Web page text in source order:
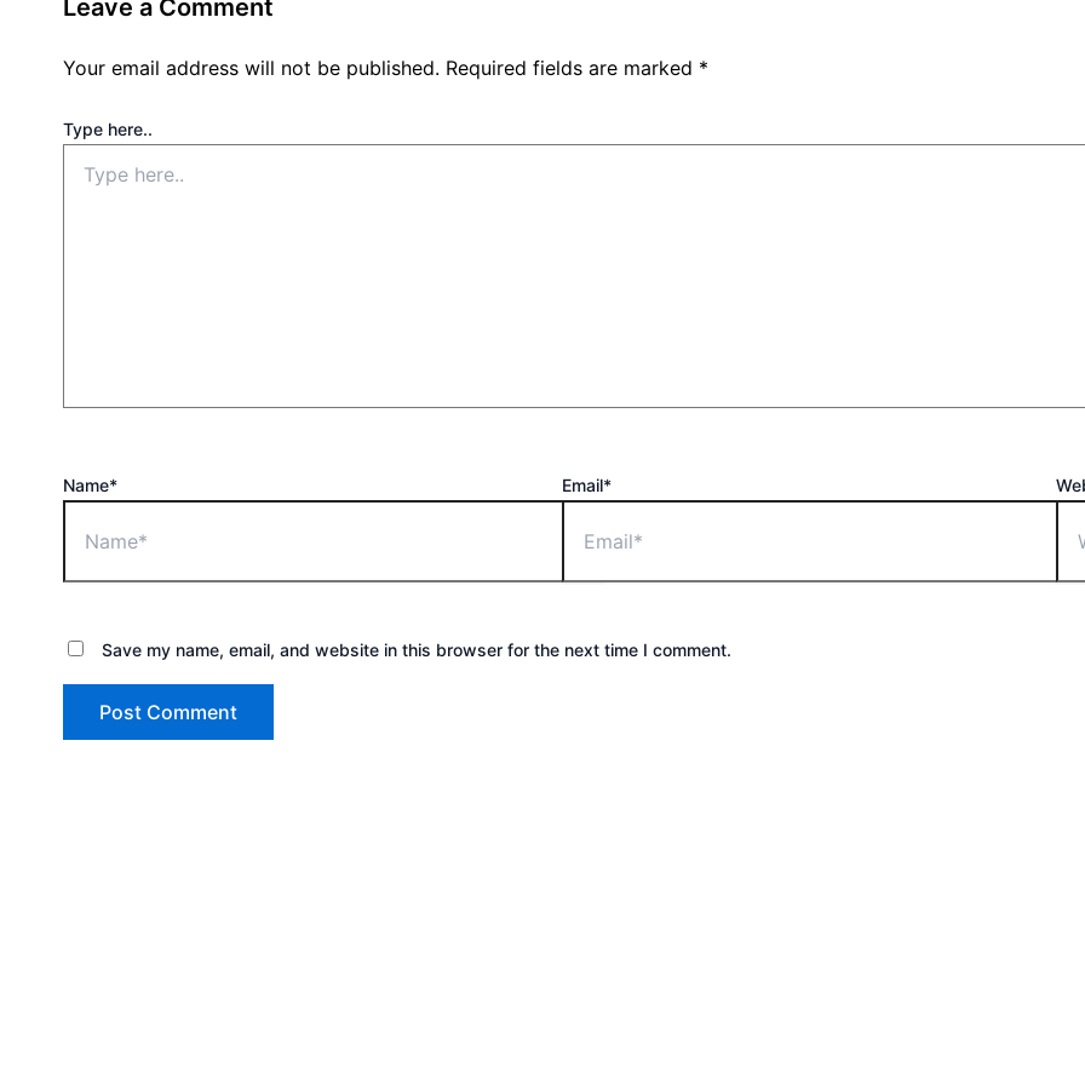
Leave a Comment
Your email address will not be published. Required fields are marked *
Type here..
Name* Email*
Save my name, email, and website in this browser for the next time I comment.